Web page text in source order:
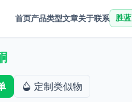
首页产品类型文章关于联系 胜蓝
定制类似物